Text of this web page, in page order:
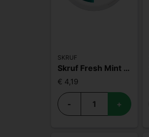
SKRUF
Skruf Fresh Mint S2
€ 4,19
- +